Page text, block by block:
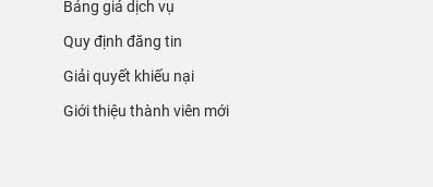
Bảng giá dịch vụ
Quy định đăng tin
Giải quyết khiếu nại
Giới thiệu thành viên mới